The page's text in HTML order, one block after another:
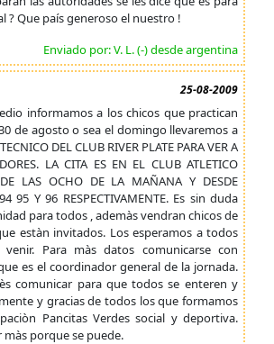
? Que país generoso el nuestro !
Enviado por: V. L. (-) desde argentina
25-08-2009
informamos a los chicos que practican
de agosto o sea el domingo llevaremos a
DEL CLUB RIVER PLATE PARA VER A
LA CITA ES EN EL CLUB ATLETICO
LAS OCHO DE LA MAÑANA Y DESDE
95 Y 96 RESPECTIVAMENTE. Es sin duda
para todos , ademàs vendran chicos de
estàn invitados. Los esperamos a todos
Para màs datos comunicarse con
es el coordinador general de la jornada.
comunicar para que todos se enteren y
y gracias de todos los que formamos
Pancitas Verdes social y deportiva.
màs porque se puede.